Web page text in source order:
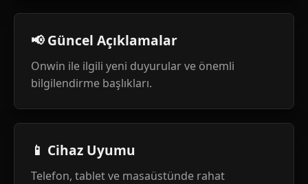
📢 Güncel Açıklamalar
Onwin ile ilgili yeni duyurular ve önemli
bilgilendirme başlıkları.
📱 Cihaz Uyumu
Telefon, tablet ve masaüstünde rahat